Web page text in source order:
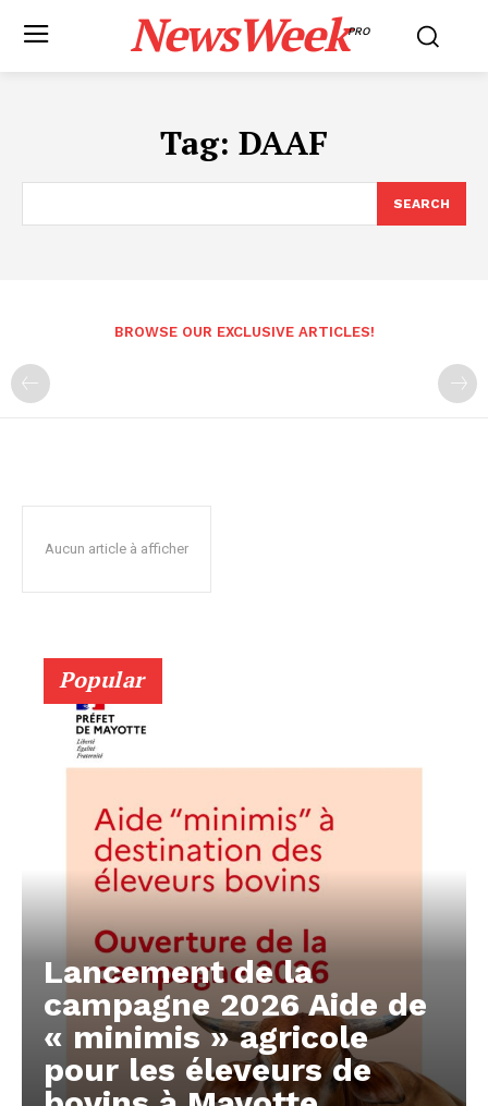
NewsWeekPRO
Tag: DAAF
SEARCH
BROWSE OUR EXCLUSIVE ARTICLES!
Aucun article à afficher
Popular
Lancement de la
campagne 2026 Aide de
« minimis » agricole
pour les éleveurs de